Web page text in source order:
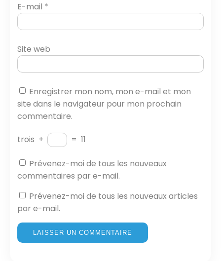
E-mail *
Site web
Enregistrer mon nom, mon e-mail et mon
site dans le navigateur pour mon prochain
commentaire.
trois + = 11
Prévenez-moi de tous les nouveaux
commentaires par e-mail.
Prévenez-moi de tous les nouveaux articles
par e-mail.